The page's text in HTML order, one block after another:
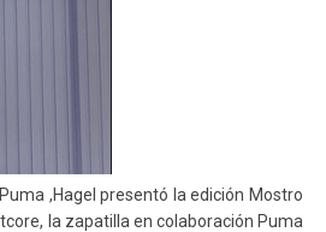
,Hagel presentó la edición Mostro
la zapatilla en colaboración Puma